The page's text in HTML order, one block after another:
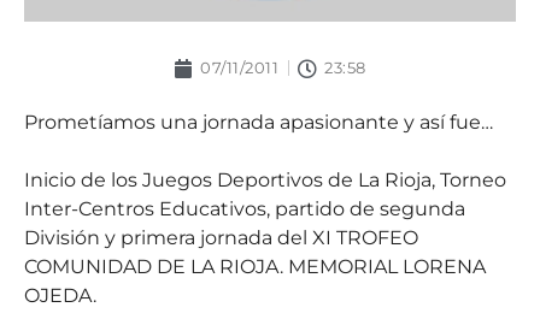
07/11/2011 23:58
Prometíamos una jornada apasionante y así fue…
Inicio de los Juegos Deportivos de La Rioja, Torneo
Inter-Centros Educativos, partido de segunda
División y primera jornada del XI TROFEO
COMUNIDAD DE LA RIOJA. MEMORIAL LORENA
OJEDA.